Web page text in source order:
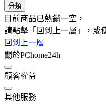
分類
目前商品已熱銷一空，
請點擊「回到上一層」，或
回到上一層
關於PChome24h
顧客權益
其他服務